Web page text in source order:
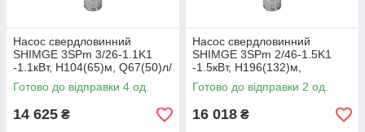
Насос свердловинний
SHIMGE 3SPm 3/26-1.1K1
-1.1кВт, Н104(65)м, Q67(50)л/
хв, Ø78мм, кабель 50м
Готово до відправки 4 од.
14 625 ₴
Насос свердловинний
SHIMGE 3SPm 2/46-1.5K1
-1.5кВт, Н196(132)м,
Q50(33)л/хв, Ø78мм, кабель
50м
Готово до відправки 2 од.
16 018 ₴